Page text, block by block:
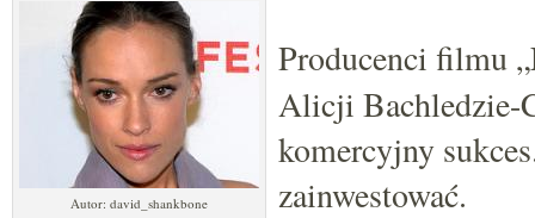
Autor: david_shankbone
Producenci filmu „
Alicji Bachledzie-
komercyjny
zainwestować.